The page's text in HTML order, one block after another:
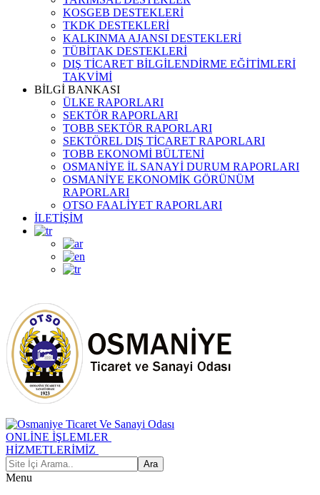
KOSGEB DESTEKLERİ
TKDK DESTEKLERİ
KALKINMA AJANSI DESTEKLERİ
TÜBİTAK DESTEKLERİ
DIŞ TİCARET BİLGİLENDİRME EĞİTİMLERİ
TAKVİMİ
BİLGİ BANKASI
ÜLKE RAPORLARI
SEKTÖR RAPORLARI
TOBB SEKTÖR RAPORLARI
SEKTÖREL DIŞ TİCARET RAPORLARI
TOBB EKONOMİ BÜLTENİ
OSMANİYE İL SANAYİ DURUM RAPORLARI
OSMANİYE EKONOMİK GÖRÜNÜM
RAPORLARI
OTSO FAALİYET RAPORLARI
İLETİŞİM
ONLİNE İŞLEMLER
HİZMETLERİMİZ
Menu